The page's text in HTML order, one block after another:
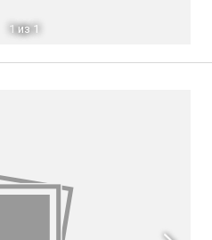
1 из 1